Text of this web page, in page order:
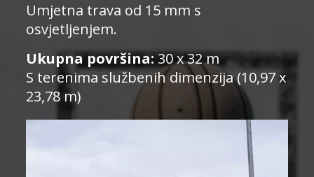
Umjetna trava od 15 mm s
osvjetljenjem.
Ukupna površina:30 x 32 m
S terenima službenih dimenzija (10,97 x
23,78 m)